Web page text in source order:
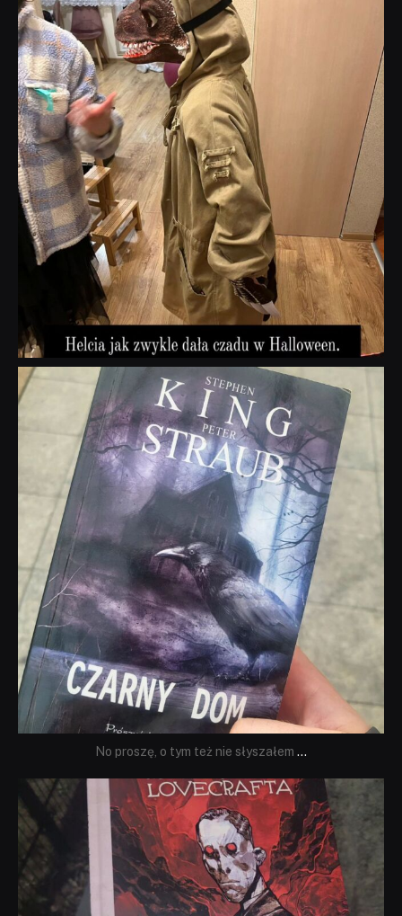
dobryhorror
Lis 1
dobryhorror
Wrz 23
No proszę, o tym też nie słyszałem ...
dobryhorror
Wrz 19